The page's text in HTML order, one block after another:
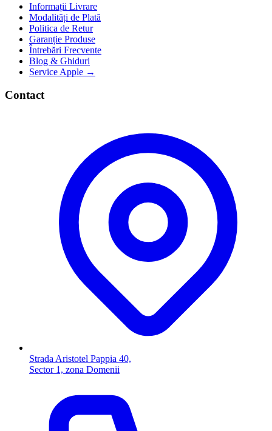
Informații Livrare
Modalități de Plată
Politica de Retur
Garanție Produse
Întrebări Frecvente
Blog & Ghiduri
Service Apple →
Contact
Strada Aristotel Pappia 40,
Sector 1, zona Domenii